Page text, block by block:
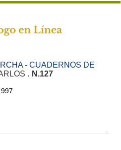
- CUADERNOS DE
. N.127